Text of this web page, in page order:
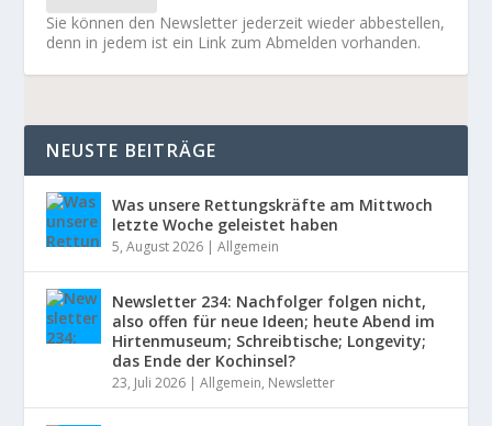
Sie können den Newsletter jederzeit wieder abbestellen,
denn in jedem ist ein Link zum Abmelden vorhanden.
NEUSTE BEITRÄGE
Was unsere Rettungskräfte am Mittwoch
letzte Woche geleistet haben
5, August 2026 |Allgemein
Newsletter 234: Nachfolger folgen nicht,
also offen für neue Ideen; heute Abend im
Hirtenmuseum; Schreibtische; Longevity;
das Ende der Kochinsel?
23, Juli 2026 |Allgemein, Newsletter